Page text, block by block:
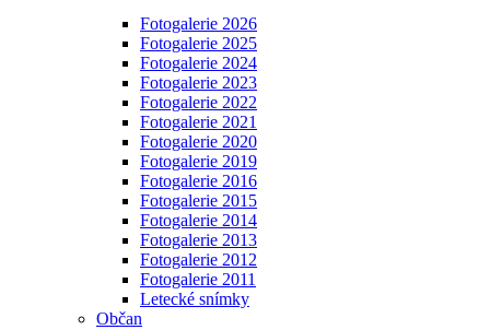
Fotogalerie 2026
Fotogalerie 2025
Fotogalerie 2024
Fotogalerie 2023
Fotogalerie 2022
Fotogalerie 2021
Fotogalerie 2020
Fotogalerie 2019
Fotogalerie 2016
Fotogalerie 2015
Fotogalerie 2014
Fotogalerie 2013
Fotogalerie 2012
Fotogalerie 2011
Letecké snímky
Občan